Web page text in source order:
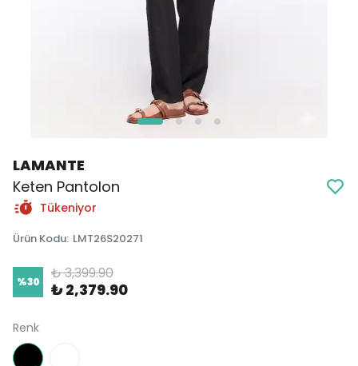
LAMANTE
Keten Pantolon
Tükeniyor
Ürün Kodu: LMT26S20271
%30 ₺ 3,399.90
₺ 2,379.90
Renk